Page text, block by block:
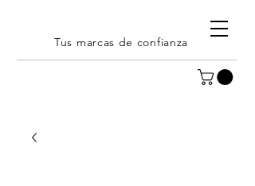
Tus marcas de confianza